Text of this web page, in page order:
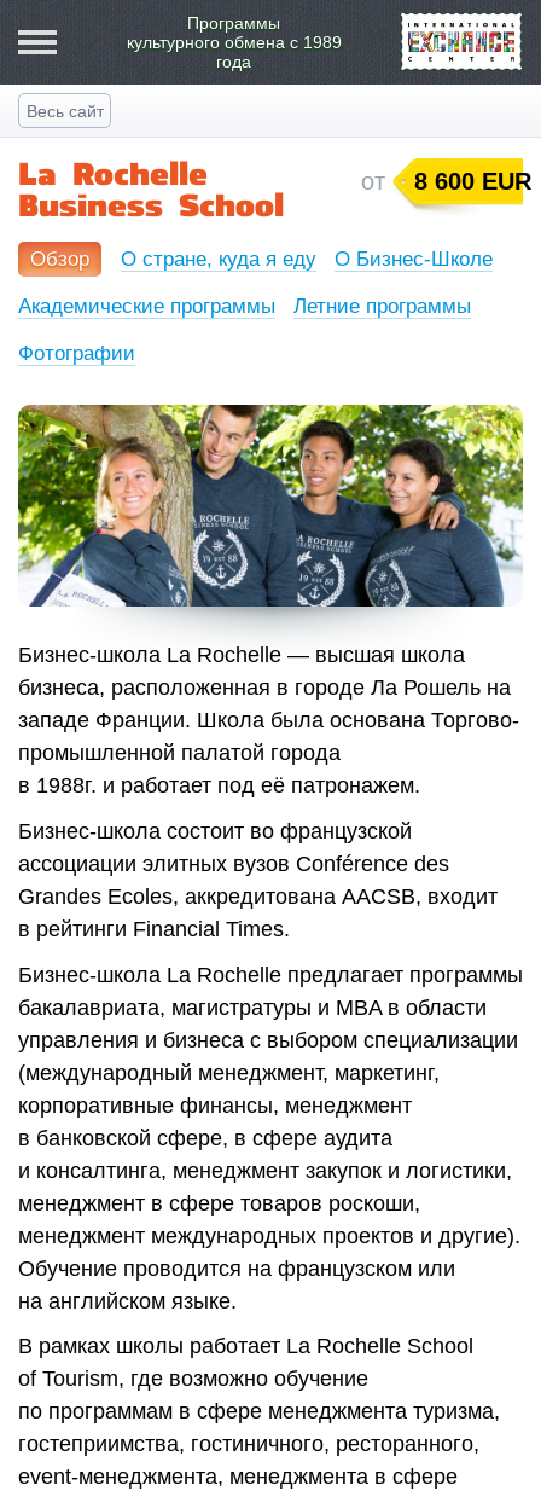
Программы
культурного обменас 1989
года
Весь сайт
от 8 600 EUR
La Rochelle
Business School
Обзор О стране, куда я еду О Бизнес-Школе
Академические программы Летние программы
Фотографии
Бизнес-школа La Rochell e — высшая школа
бизнеса, расположенная в городе Ла Рошель на
западе Франции. Школа была основана Торгово-
промышленной палатой города
в 1988г. и работает под её патронажем.
Бизнес-школа состоит во французской
ассоциации элитных вузов Conférence des
Grandes Ecoles, аккредитована AACSB, входит
в рейтинги Financial Times.
Бизнес-школа La Rochelle предлагает программы
бакалавриата, магистратуры и MBA в области
управления и бизнеса с выбором специализации
(международный менеджмент, маркетинг,
корпоративные финансы, менеджмент
в банковской сфере, в сфере аудита
и консалтинга, менеджмент закупок и логистики,
менеджмент в сфере товаров роскоши,
менеджмент международных проектов и другие).
Обучение проводится на французском или
на английском языке.
В рамках школы работает La Rochelle School
of Tourism, где возможно обучение
по программам в сфере менеджмента туризма,
гостеприимства, гостиничного, ресторанного,
event-менеджмента, менеджмента в сфере